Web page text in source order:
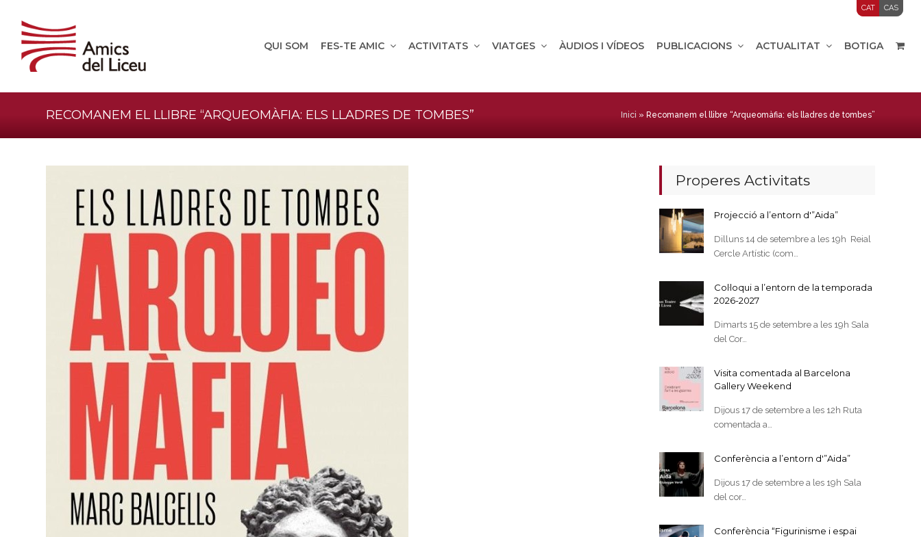
CAT CAS
QUI SOM FES-TE AMIC ACTIVITATS VIATGES ÀUDIOS I VÍDEOS PUBLICACIONS ACTUALITAT BOTIGA
RECOMANEM EL LLIBRE “ARQUEOMÀFIA: ELS LLADRES DE TOMBES” Inici » Recomanem el llibre “Arqueomàfia: els lladres de tombes”
Properes Activitats
Projecció a l’entorn d'”Aida”
Dilluns 14 de setembre a les 19h Reial
Cercle Artístic (com…
Col·loqui a l’entorn de la temporada
2026-2027
Dimarts 15 de setembre a les 19h Sala
del Cor…
Visita comentada al Barcelona
Gallery Weekend
Dijous 17 de setembre a les 12h Ruta
comentada a…
Conferència a l’entorn d'”Aida”
Dijous 17 de setembre a les 19h Sala
del cor…
Conferència “Figurinisme i espai